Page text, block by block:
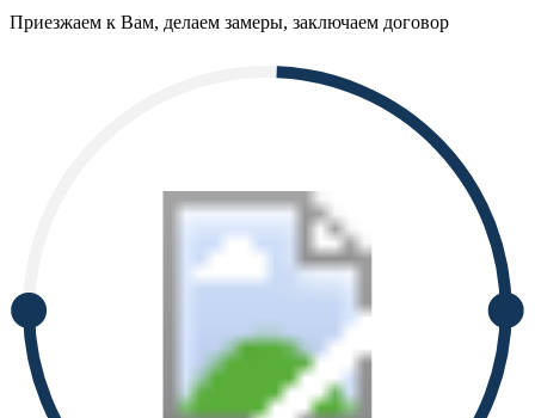
Приезжаем к Вам, делаем замеры, заключаем договор